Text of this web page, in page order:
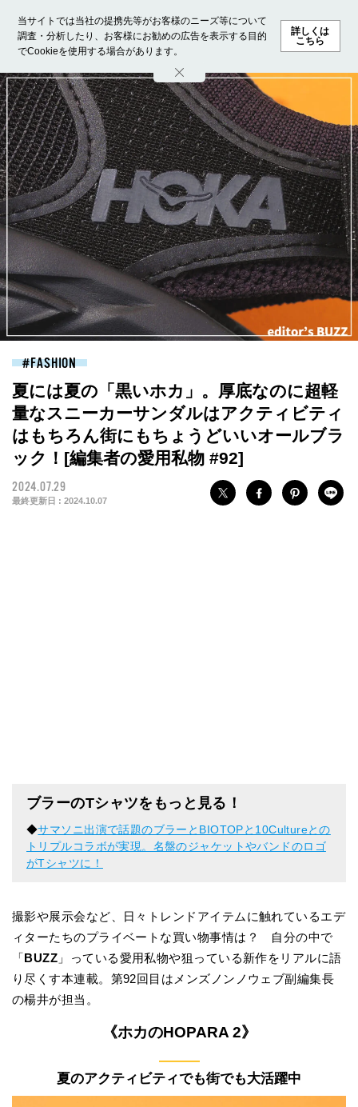
当サイトでは当社の提携先等がお客様のニーズ等について
調査・分析したり、お客様にお勧めの広告を表示する目的
でCookieを使用する場合があります。
詳しくは
こちら
ホーム モデル募集 ランキング ファッション ビューテ
FASHION
夏には夏の「黒いホカ」。厚底なのに超軽
量なスニーカーサンダルはアクティビティ
はもちろん街にもちょうどいいオールブラ
ック！[編集者の愛用私物 #92]
2024.07.29
最終更新日 : 2024.10.07
ブラーのTシャツをもっと見る！
◆サマソニ出演で話題のブラーとBIOTOPと10Cultureとの
トリプルコラボが実現。名盤のジャケットやバンドのロゴ
がTシャツに！
撮影や展示会など、日々トレンドアイテムに触れているエデ
ィターたちのプライベートな買い物事情は？ 自分の中で
「BUZZ 」っている愛用私物や狙っている新作をリアルに語
り尽くす本連載。第92回目はメンズノンノウェブ副編集長
の楊井が担当。
《ホカのHOPARA 2》
———
夏のアクティビティでも街でも大活躍中